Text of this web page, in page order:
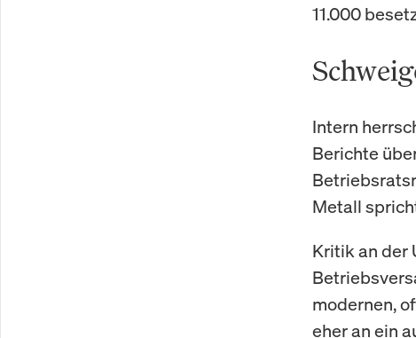
11.000
Intern
Berichte
Metall
Kritik an der
modernen,
eher an ein